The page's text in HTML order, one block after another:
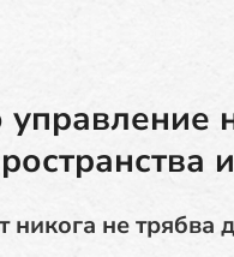
никога не трябва